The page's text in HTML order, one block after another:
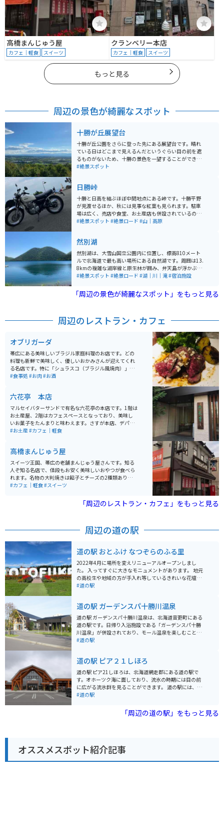
高橋まんじゅう屋
カフェ｜軽食 スイーツ
クランベリー本店
カフェ｜軽食 スイーツ
もっと見る
周辺の景色が綺麗なスポット
十勝が丘展望台
十勝が丘公園をさらに登った先にある展望台です。晴れ
ている日はどこまで見えるんだというぐらい目の前を遮
るものがないため、十勝の景色を一望することができま
す。遠くに日高山脈が見えることもあり、十勝地方屈指
#絶景スポット
日勝峠
十勝と日高を結ぶほぼ中間地点にある峠です。十勝平野
が見渡せるほか、秋には見事な紅葉も見られます。駐車
場は広く、売店や食堂、お土産店も併設されているの
で、休憩や食事、買い物のついでに立ち寄ることもでき
#絶景スポット #絶景ロード #山｜高原
然別湖
然別湖は、大雪山国立公園内に位置し、標高810メート
ルで北海道で最も高い場所にある自然湖です。周囲は13.
8kmの複雑な湖岸線と原生林が囲み、弁天島が浮かぶ自
然豊かな環境にあります。 湖は約3万年前の噴火によっ
います。湖は透明度が国内有数で、天望山が湖面に映る
形から「唇山」とも呼ばれ、シンボルとなっています。
動物も生息しています。
#絶景スポット #絶景ロード #湖｜川｜滝#宿泊施設
「周辺の景色が綺麗なスポット」をもっと見る
周辺のレストラン・カフェ
オブリガーダ
帯広にある美味しいブラジル家庭料理のお店です。どの
料理も新鮮で美味しく、優しいおかみさんが迎えてくれ
る名店です。特に「シュラスコ（ブラジル風焼肉）」は
絶品で、肉は柔らかく肉汁がじゅわっと溢れ出します。
ねらって行くのがオススメです。前菜やパスタ、お酒も
豊富でメニュー選びも楽しめます。
#食事処 #お肉#お酒
六花亭 本店
マルセイバターサンドで有名な六花亭の本店です。1階は
お土産屋、2階はカフェスペースとなっており、美味し
いお菓子をたんまりと味わえます。さすが本店、デパー
トの北海道展では見たことのない商品も沢山あり、この
う隠れた名品が味わえますのでぜひご賞味下さい。
#お土産#カフェ｜軽食
高橋まんじゅう屋
スイーツ王国、帯広の老舗まんじゅう屋さんです。知る
人ぞ知る名店で、値段もお安く美味しいおやつが食べら
れます。名物の大判焼きは餡子とチーズの2種類あり、ど
ちらも美味しいです。小腹が空いている人には肉まんも
#カフェ｜軽食#スイーツ
「周辺のレストラン・カフェ」をもっと見る
周辺の道の駅
道の駅 おとふけ なつぞらのふる里
2022年4月に場所を変えリニューアルオープンしまし
た。 入ってすぐに大きなモニュメントがあります。 地元
の高校生や地域の方が手入れ等しているきれいな花壇と
共に出迎えてくれます。 軽食だけではなく食事処が充実
売しています。 遊具などが置かれたキッズコーナーがあ
るため、ドライブに疲れた子どもたちも気晴らしできそ
うです。 敷地内には、ドラマ「なつぞら」の再現エリア
があり、世界観そのままで、ドラマの中に入った気分に
なれます。 高速道路のICから近いため、アクセスのしや
#道の駅
道の駅 ガーデンスパ十勝川温泉
道の駅 ガーデンスパ十勝川温泉は、北海道音更町にある
道の駅です。日帰り入浴施設である「ガーデンスパ十勝
川温泉」が併設されており、モール温泉を楽しむことが
できます。モール温泉は植物性の有機物を多く含む温泉
方の特産品を味わうことができます。特に、十勝産の小
麦を使ったパンやスイーツはおすすめです。バイクで訪
れる際は、広々とした駐車場があるので安心です。周辺
には、広大な畑が広がり、北海道らしい風景を楽しむこ
とができます。また、道の駅から少し足を延ばせば、然
#道の駅
道の駅 ピア２１しほろ
道の駅 ピア21しほろは、北海道網走郡にある道の駅で
す。オホーツク海に面しており、流氷の時期には目の前
に広がる流氷群を見ることができます。 道の駅には、レ
ストランや特産品販売所があり、地元の新鮮な海産物や
品なども充実しています。 バイクで訪れる際は、駐車場
からオホーツク海を眺めることができます。周辺には、
夏にはオホーツク海を望むキャンプ場でゆったりと過ご
すことができます。秋には周囲の山々が紅葉で色づき、
冬には流氷が押し寄せるなど、四季折々の魅力を楽しめ
#道の駅
「周辺の道の駅」をもっと見る
オススメスポット紹介記事